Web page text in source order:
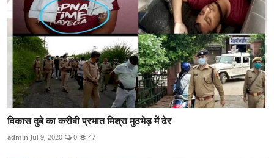
विकास दुबे का करीबी प्रभात मिश्रा मुठभेड़ में ढेर
admin Jul 9, 2020 0 47